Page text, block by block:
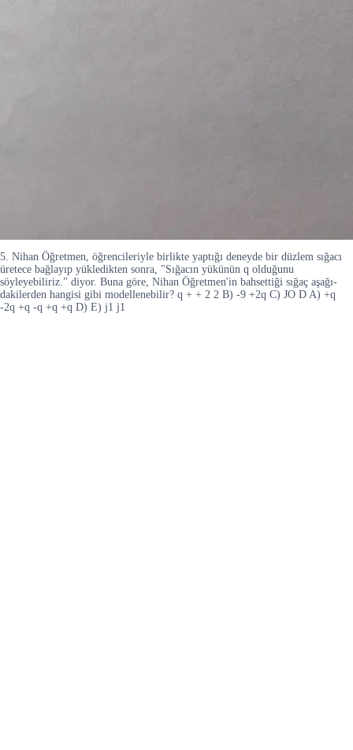
5. Nihan Öğretmen, öğrencileriyle birlikte yaptığı deneyde bir düzlem sığacı
üretece bağlayıp yükledikten sonra, "Sığacın yükünün q olduğunu
söyleyebiliriz." diyor. Buna göre, Nihan Öğretmen'in bahsettiği sığaç aşağı-
dakilerden hangisi gibi modellenebilir? q + + 2 2 B) -9 +2q C) JO D A) +q
-2q +q -q +q +q D) E) j1 j1